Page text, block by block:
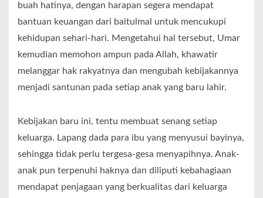
buah hatinya, dengan harapan segera mendapat
bantuan keuangan dari baitulmal untuk mencukupi
kehidupan sehari-hari. Mengetahui hal tersebut, Umar
kemudian memohon ampun pada Allah, khawatir
melanggar hak rakyatnya dan mengubah kebijakannya
menjadi santunan pada setiap anak yang baru lahir.
Kebijakan baru ini, tentu membuat senang setiap
keluarga. Lapang dada para ibu yang menyusui bayinya,
sehingga tidak perlu tergesa-gesa menyapihnya. Anak-
anak pun terpenuhi haknya dan diliputi kebahagiaan
mendapat penjagaan yang berkualitas dari keluarga